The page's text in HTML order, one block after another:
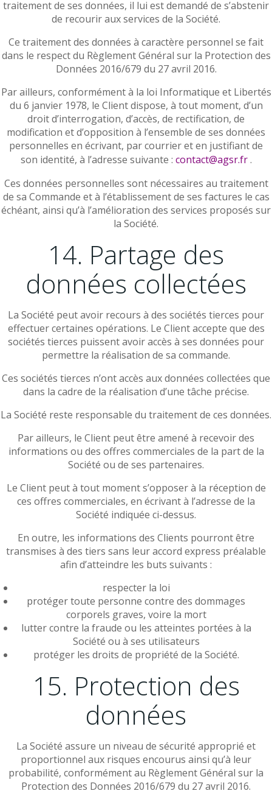
traitement de ses données, il lui est demandé de s’abstenir
de recourir aux services de la Société.
Ce traitement des données à caractère personnel se fait
dans le respect du Règlement Général sur la Protection des
Données 2016/679 du 27 avril 2016.
Par ailleurs, conformément à la loi Informatique et Libertés
du 6 janvier 1978, le Client dispose, à tout moment, d’un
droit d’interrogation, d’accès, de rectification, de
modification et d’opposition à l’ensemble de ses données
personnelles en écrivant, par courrier et en justifiant de
son identité, à l’adresse suivante : contact@agsr.fr.
Ces données personnelles sont nécessaires au traitement
de sa Commande et à l’établissement de ses factures le cas
échéant, ainsi qu’à l’amélioration des services proposés sur
la Société.
14. Partage des
données collectées
La Société peut avoir recours à des sociétés tierces pour
effectuer certaines opérations. Le Client accepte que des
sociétés tierces puissent avoir accès à ses données pour
permettre la réalisation de sa commande.
Ces sociétés tierces n’ont accès aux données collectées que
dans la cadre de la réalisation d’une tâche précise.
La Société reste responsable du traitement de ces données.
Par ailleurs, le Client peut être amené à recevoir des
informations ou des offres commerciales de la part de la
Société ou de ses partenaires.
Le Client peut à tout moment s’opposer à la réception de
ces offres commerciales, en écrivant à l’adresse de la
Société indiquée ci-dessus.
En outre, les informations des Clients pourront être
transmises à des tiers sans leur accord express préalable
afin d’atteindre les buts suivants :
respecter la loi
protéger toute personne contre des dommages
corporels graves, voire la mort
lutter contre la fraude ou les atteintes portées à la
Société ou à ses utilisateurs
protéger les droits de propriété de la Société.
15. Protection des
données
La Société assure un niveau de sécurité approprié et
proportionnel aux risques encourus ainsi qu’à leur
probabilité, conformément au Règlement Général sur la
Protection des Données 2016/679 du 27 avril 2016.